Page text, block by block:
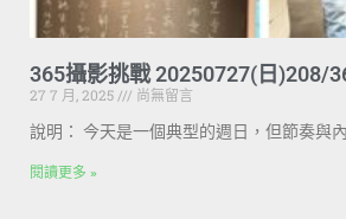
365攝影挑戰 20250727(日)208/
27 7 月, 2025
尚無留言
說明： 今天是一個典型的週日，但節奏與
閱讀更多 »